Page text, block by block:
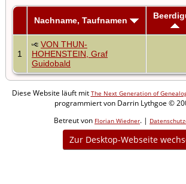
Nachname, Taufnamen
1
VON THUN-
HOHENSTEIN, Graf
Guidobald
Diese Website läuft mit The Next Generation of
programmiert von Darrin Lythgoe ©
Betreut von Florian Wiedner. |
Zur Desktop-Webseite